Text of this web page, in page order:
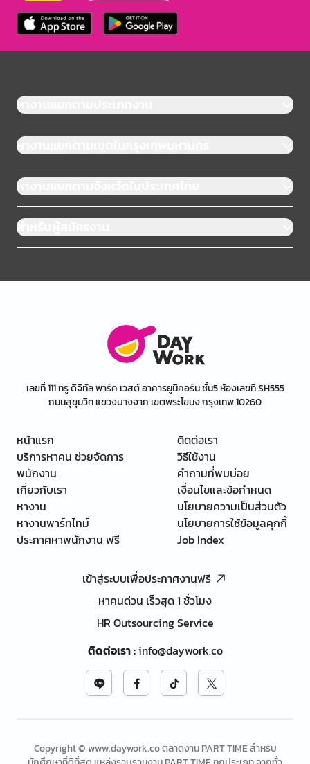
หางานแยกตามประเภทงาน
หางานแยกตามเขตในกรุงเทพมหานคร
หางานแยกตามจังหวัดในประเทศไทย
สำหรับผู้สมัครงาน
เลขที่ 111 ทรู ดิจิทัล พาร์ค เวสต์ อาคารยูนิคอร์น ชั้น5 ห้องเลขที่ SH555
ถนนสุขุมวิท แขวงบางจาก เขตพระโขนง กรุงเทพ 10260
หน้าแรก
บริการหาคน ช่วยจัดการ
พนักงาน
เกี่ยวกับเรา
หางาน
หางานพาร์ทไทม์
ประกาศหาพนักงาน ฟรี
ติดต่อเรา
วิธีใช้งาน
คำถามที่พบบ่อย
เงื่อนไขและข้อกำหนด
นโยบายความเป็นส่วนตัว
นโยบายการใช้ข้อมูลคุกกี้
Job Index
เข้าสู่ระบบเพื่อประกาศงานฟรี
หาคนด่วน เร็วสุด 1 ชั่วโมง
HR Outsourcing Service
ติดต่อเรา:info@daywork.co
Copyright © www.daywork.co ตลาดงาน PART TIME สำหรับ